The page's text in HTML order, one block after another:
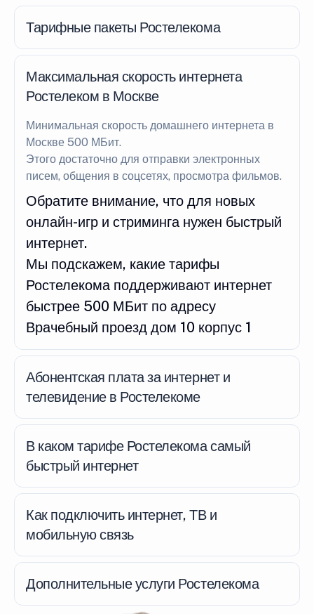
Тарифные пакеты Ростелекома
Максимальная скорость интернета
Ростелеком в Москве
Минимальная скорость домашнего интернета в
Москве 500 МБит.
Этого достаточно для отправки электронных
писем, общения в соцсетях, просмотра фильмов.
Обратите внимание, что для новых
онлайн-игр и стриминга нужен быстрый
интернет.
Мы подскажем, какие тарифы
Ростелекома поддерживают интернет
быстрее 500 МБит по адресу
Врачебный проезд дом 10 корпус 1
Абонентская плата за интернет и
телевидение в Ростелекоме
В каком тарифе Ростелекома самый
быстрый интернет
Как подключить интернет, ТВ и
мобильную связь
Дополнительные услуги Ростелекома